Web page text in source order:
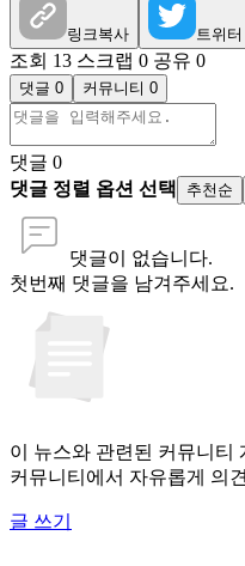
링크복사 트위터
조회 13 스크랩 0 공유 0
댓글 0 커뮤니티 0
댓글 0
댓글 정렬 옵션 선택
추천순
댓글이 없습니다.
첫번째 댓글을 남겨주세요.
이 뉴스와 관련된 커뮤니티
커뮤니티에서 자유롭게 의
글 쓰기